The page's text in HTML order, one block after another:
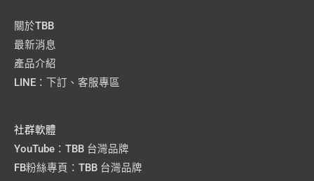
關於TBB
最新消息
產品介紹
LINE：下訂、客服專區
社群軟體
YouTube：TBB 台灣品牌
FB粉絲專頁：TBB 台灣品牌